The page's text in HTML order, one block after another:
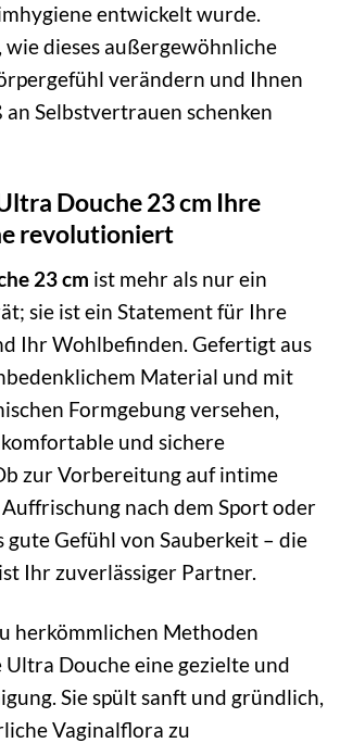
entwickelt wurde.
wie dieses außergewöhnliche
verändern und Ihnen
an Selbstvertrauen schenken
Douche 23 cm Ihre
revolutioniert
23 cm ist mehr als nur ein
sie ist ein Statement für Ihre
Ihr Wohlbefinden. Gefertigt aus
Material und mit
Formgebung versehen,
und sichere
zur Vorbereitung auf intime
nach dem Sport oder
gute Gefühl von Sauberkeit – die
Ihr zuverlässiger Partner.
herkömmlichen Methoden
Douche eine gezielte und
Sie spült sanft und gründlich,
Vaginalflora zu